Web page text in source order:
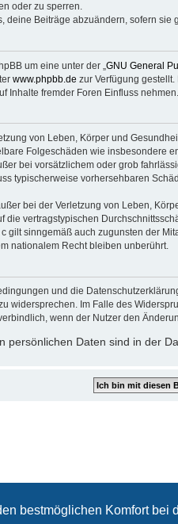
bestmöglichen Komfort bei
oder zu sperren.
deine Beiträge abzuändern, sofern
um eine unter der „ GNU General
www.phpbb.de zur Verfügung
Inhalte fremder Foren Einfluss nehmen.
von Leben, Körper und
Folgeschäden wie insbesondere
bei vorsätzlichem oder grob
typischerweise vorhersehbaren
bei der Verletzung von Leben,
die vertragstypischen
gilt sinngemäß auch zugunsten der
nationalem Recht bleiben unberührt.
und die
widersprechen. Im Falle des
wenn der Nutzer den
persönlichen Daten sind in der